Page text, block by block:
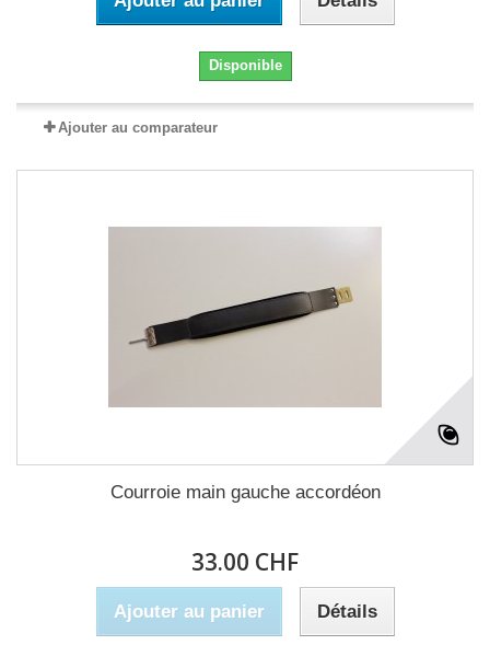
Disponible
Ajouter au comparateur
Courroie main gauche accordéon
33.00 CHF
Ajouter au panier Détails